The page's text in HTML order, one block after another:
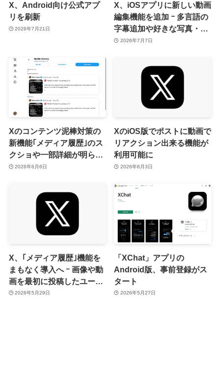
X、Android向け公式アプ
リを刷新
2026年7月21日
X、iOSアプリに新しい動画
編集機能を追加 ｰ 多言語の
字幕追加や好きな写真・動
画・ポストを背景として利
2026年7月7日
Xのコンテンツ泥棒対策の
新機能｢メディア履歴｣のス
クショや一部詳細が明らか
に2026年6月6日
XのiOS版でポストに動画で
リアクション出来る機能が
利用可能に
2026年6月3日
X、｢メディア履歴｣機能を
まもなく導入へ ｰ 画像や動
画を最初に投稿したユーザ
ーが誰かなどを確認可能に
2026年5月29日
「XChat」アプリの
Android版、事前登録がス
タート
2026年5月27日